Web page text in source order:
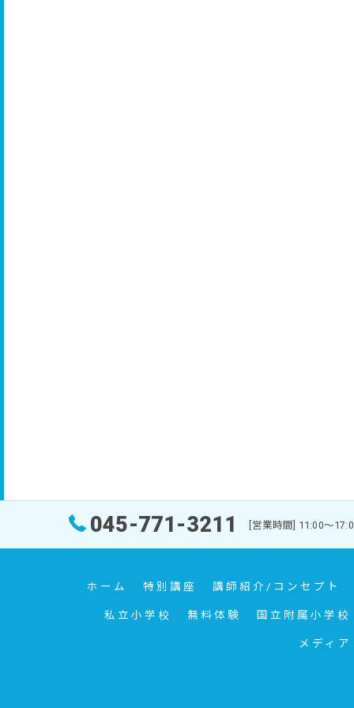
045-771-3211 [営業時間]
ホーム 特別講座 講師紹介/コンセプト
私立小学校 無料体験 国立附属小学校
メディア